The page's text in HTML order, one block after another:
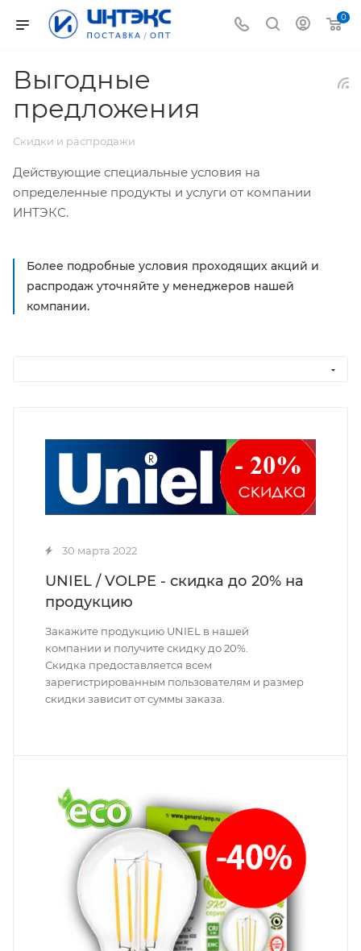
0
Выгодные
предложения
Скидки и распродажи
Действующие специальные условия на
определенные продукты и услуги от компании
ИНТЭКС.
Более подробные условия проходящих акций и
распродаж уточняйте у менеджеров нашей
компании.
30 марта 2022
UNIEL / VOLPE - скидка до 20% на
продукцию
Закажите продукцию UNIEL в нашей
компании и получите скидку до 20%.
Скидка предоставляется всем
зарегистрированным пользователям и размер
скидки зависит от суммы заказа.